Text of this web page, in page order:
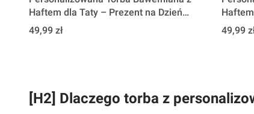
Haftem dla Taty – Prezent na Dzień
Ojca - Dad is my Hero
Cena
49,99 zł Cena
49,99
[H2] Dlaczego torba z